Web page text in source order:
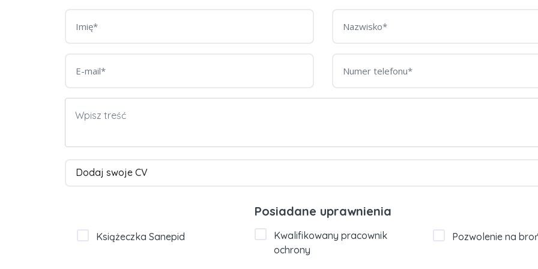
Dodaj swoje CV
Posiadane uprawnienia
Książeczka Sanepid
Kwalifikowany pracownik
ochrony
Pozwolenie na